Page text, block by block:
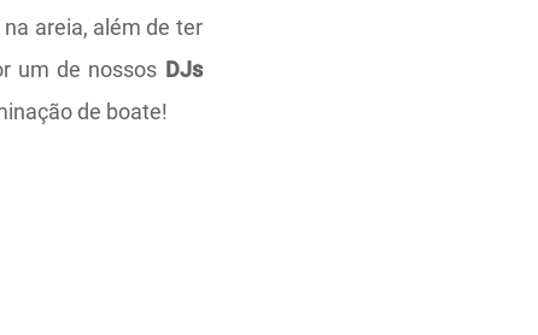
areia, além de ter
um de nossos DJs
de boate!